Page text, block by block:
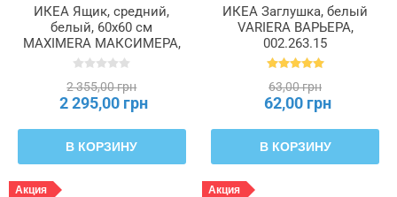
ИКЕА Ящик, средний,
белый, 60x60 см
MAXIMERA МАКСИМЕРА,
202.214.49
2 355,00 грн
2 295,00 грн
В КОРЗИНУ
ИКЕА Заглушка, белый
VARIERA ВАРЬЕРА,
002.263.15
63,00 грн
62,00 грн
В КОРЗИНУ
Акция Акция